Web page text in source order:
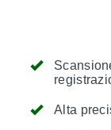
Alta